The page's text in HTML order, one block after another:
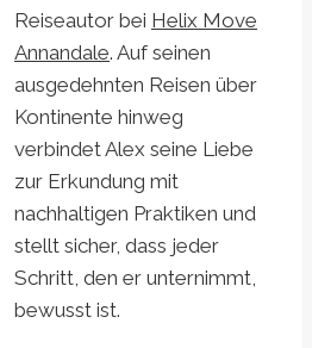
Reiseautor bei Helix Move
Annandale. Auf seinen
ausgedehnten Reisen über
Kontinente hinweg
verbindet Alex seine Liebe
zur Erkundung mit
nachhaltigen Praktiken und
stellt sicher, dass jeder
Schritt, den er unternimmt,
bewusst ist.